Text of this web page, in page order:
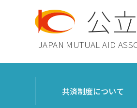
公
JAPAN MUTUAL AID
共済制度について